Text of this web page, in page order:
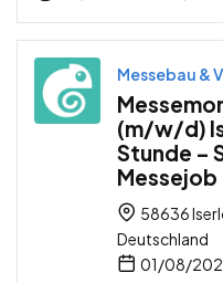
Messebau &
(m/w/d)
Stunde –
Messejob
58636
Deutschland
01/08/